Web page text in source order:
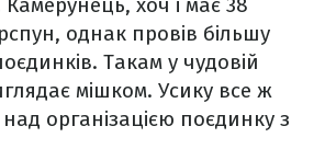
однак провів більшу
Такам у чудовій
мішком. Усику все ж
організацією поєдинку з